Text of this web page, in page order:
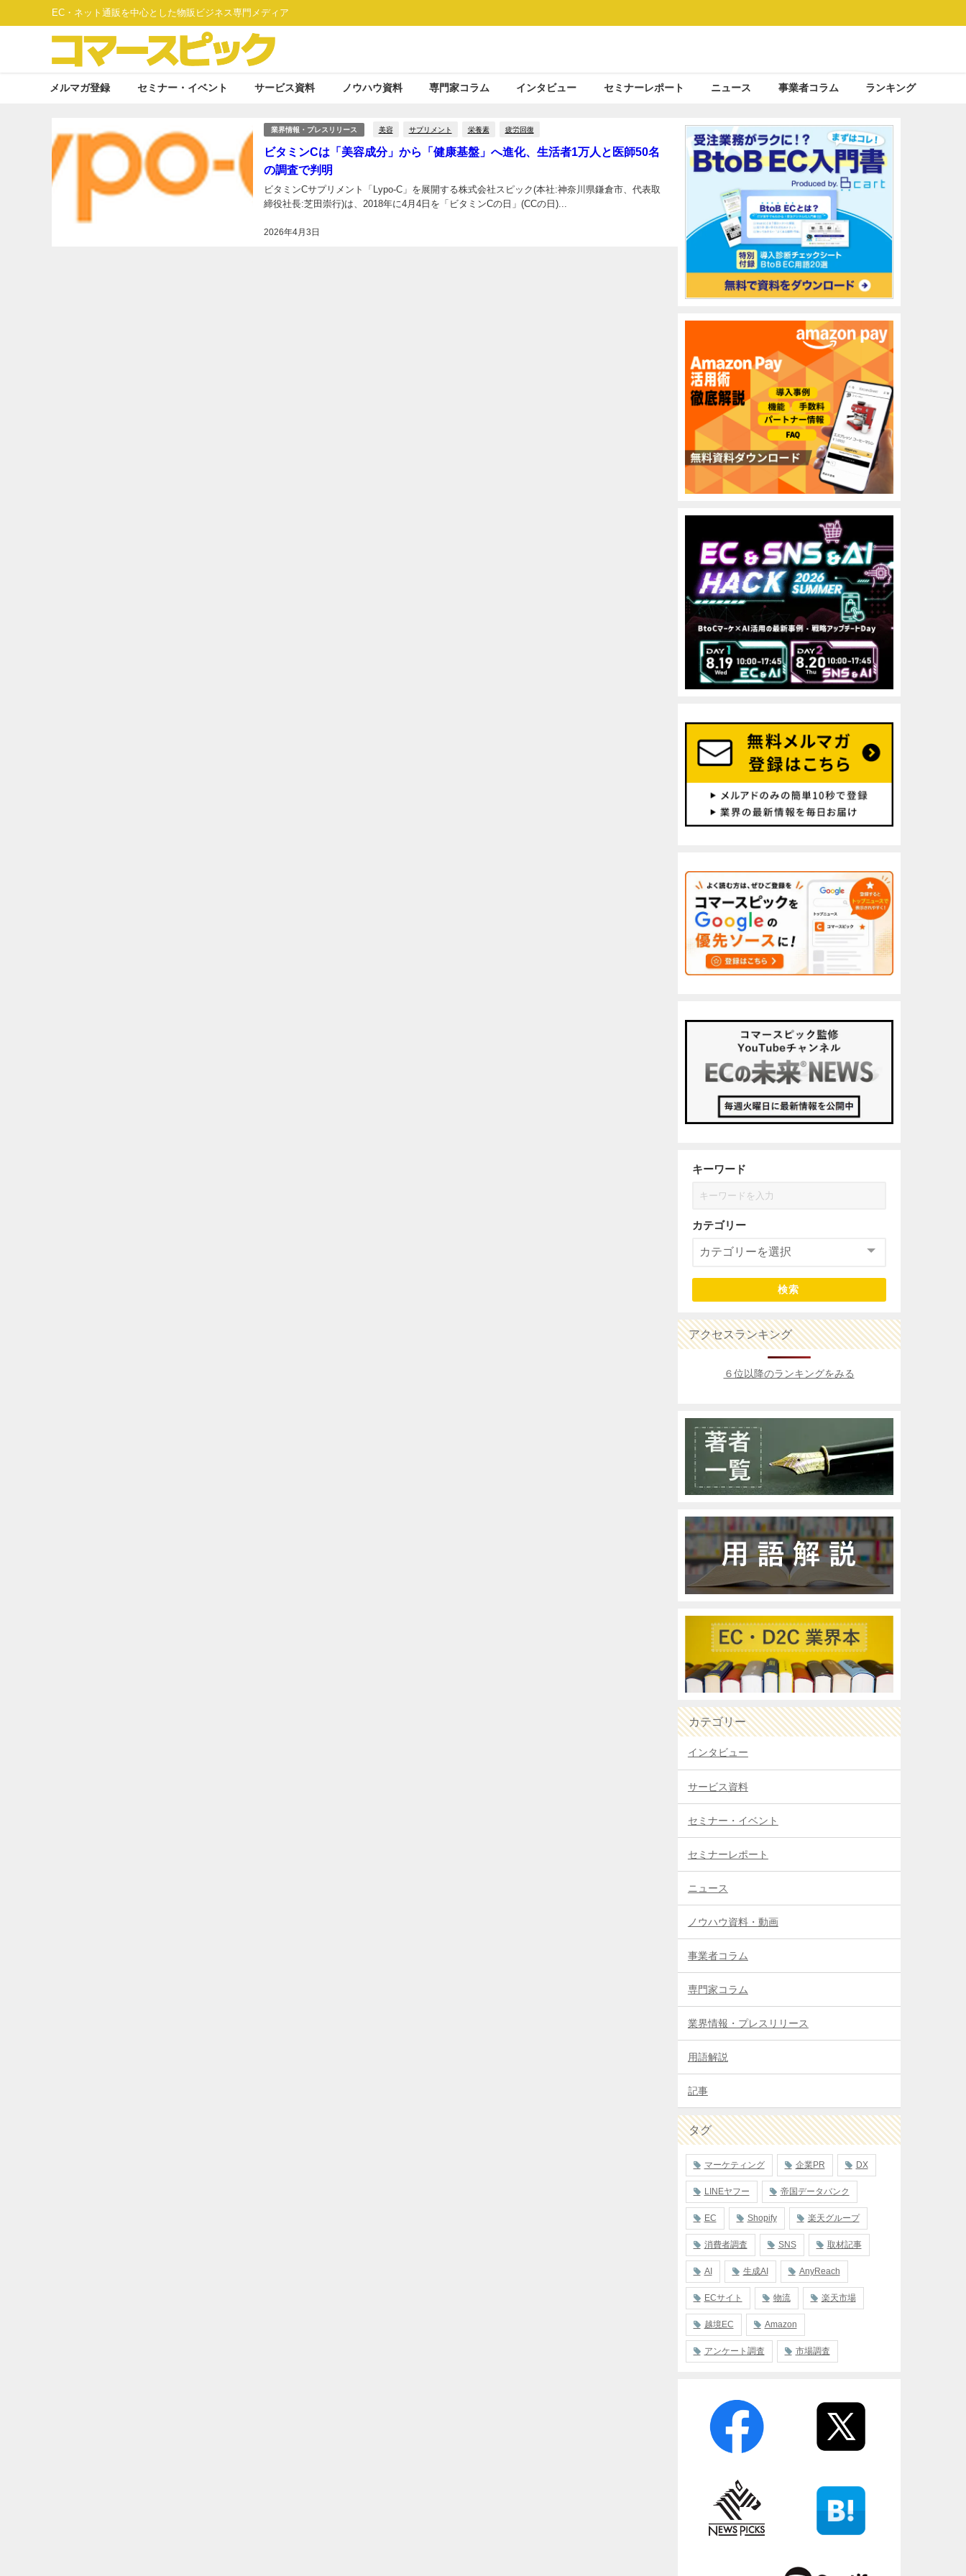
EC・ネット通販を中心とした物販ビジネス専門メディア
メルマガ登録 セミナー・イベント サービス資料 ノウハウ資料 専門家コラム インタビュー セミナーレポート ニュース 事業者コラム ランキング
業界情報・プレスリリース 美容 サプリメント 栄養素 疲労回復
ビタミンCは「美容成分」から「健康基盤」へ進化、生活者1万人と医師50名
の調査で判明
2026年4月3日
ビタミンCサプリメント「Lypo-C」を展開する株式会社スピック(本社:神奈川県鎌倉市、代表取
締役社長:芝田崇行)は、2018年に4月4日を「ビタミンCの日」(CCの日)...
キーワード
カテゴリー
検索
アクセスランキング
６位以降のランキングをみる
カテゴリー
インタビュー
サービス資料
セミナー・イベント
セミナーレポート
ニュース
ノウハウ資料・動画
事業者コラム
専門家コラム
業界情報・プレスリリース
用語解説
記事
タグ
マーケティング 企業PR DX
LINEヤフー 帝国データバンク
EC Shopify 楽天グループ
消費者調査 SNS 取材記事
AI 生成AI AnyReach
ECサイト 物流 楽天市場
越境EC Amazon
アンケート調査 市場調査